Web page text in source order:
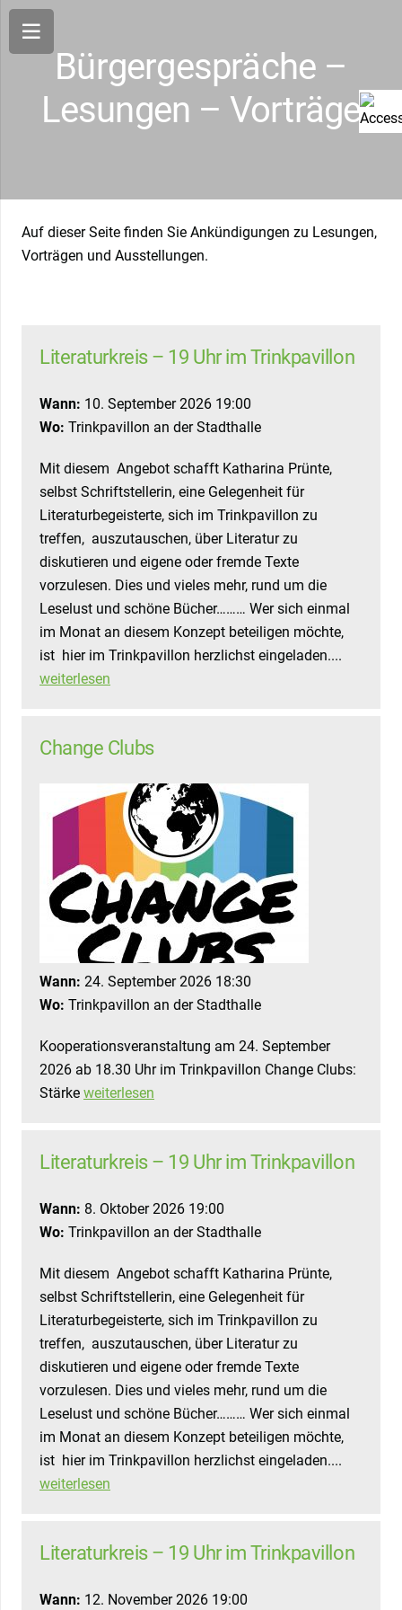
Bürgergespräche –
Lesungen – Vorträge
Auf dieser Seite finden Sie Ankündigungen zu Lesungen,
Vorträgen und Ausstellungen.
Literaturkreis – 19 Uhr im Trinkpavillon
Wann: 10. September 2026 19:00
Wo: Trinkpavillon an der Stadthalle
Mit diesem Angebot schafft Katharina Prünte,
selbst Schriftstellerin, eine Gelegenheit für
Literaturbegeisterte, sich im Trinkpavillon zu
treffen, auszutauschen, über Literatur zu
diskutieren und eigene oder fremde Texte
vorzulesen. Dies und vieles mehr, rund um die
Leselust und schöne Bücher……… Wer sich einmal
im Monat an diesem Konzept beteiligen möchte,
ist hier im Trinkpavillon herzlichst eingeladen....
weiterlesen
Change Clubs
Wann: 24. September 2026 18:30
Wo: Trinkpavillon an der Stadthalle
Kooperationsveranstaltung am 24. September
2026 ab 18.30 Uhr im Trinkpavillon Change Clubs:
Stärke weiterlesen
Literaturkreis – 19 Uhr im Trinkpavillon
Wann: 8. Oktober 2026 19:00
Wo: Trinkpavillon an der Stadthalle
Mit diesem Angebot schafft Katharina Prünte,
selbst Schriftstellerin, eine Gelegenheit für
Literaturbegeisterte, sich im Trinkpavillon zu
treffen, auszutauschen, über Literatur zu
diskutieren und eigene oder fremde Texte
vorzulesen. Dies und vieles mehr, rund um die
Leselust und schöne Bücher……… Wer sich einmal
im Monat an diesem Konzept beteiligen möchte,
ist hier im Trinkpavillon herzlichst eingeladen....
weiterlesen
Literaturkreis – 19 Uhr im Trinkpavillon
Wann: 12. November 2026 19:00